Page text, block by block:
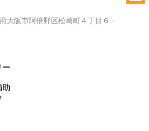
阪市阿倍野区松崎町４丁目６－
ー
助